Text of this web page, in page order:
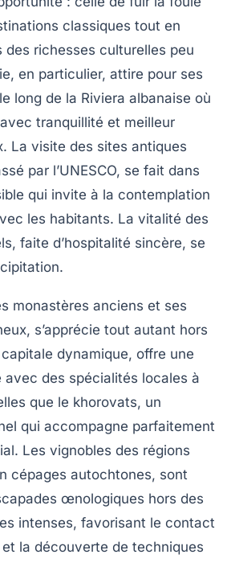
classiques tout en
des richesses culturelles peu
en particulier, attire pour ses
long de la Riviera albanaise où
tranquillité et meilleur
La visite des sites antiques
par l’UNESCO, se fait dans
qui invite à la contemplation
les habitants. La vitalité des
faite d’hospitalité sincère, se
monastères anciens et ses
s’apprécie tout autant hors
dynamique, offre une
avec des spécialités locales à
que le khorovats, un
qui accompagne parfaitement
Les vignobles des régions
cépages autochtones, sont
œnologiques hors des
intenses, favorisant le contact
la découverte de techniques